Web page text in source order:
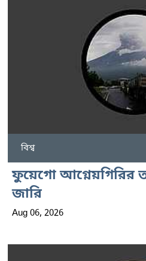
বিশ্ব
ফুয়েগো আগ্নেয়গিরির
জারি
Aug 06, 2026